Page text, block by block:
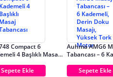
Compact 6
4 Başlıklı Masaj
Sepete Ekle
Auhma AMG6
Tabancası – 6
Yüksek Tork
Sepete Ekle